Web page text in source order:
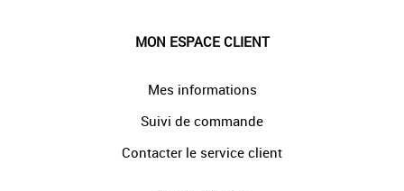
MON ESPACE CLIENT
Mes informations
Suivi de commande
Contacter le service client